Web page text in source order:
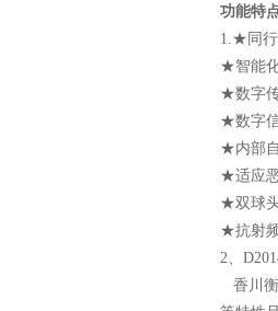
功能特
1.★同行
★智能
★数字
★数字
★内部
★适应
★双球
★抗射
2、
香川衡